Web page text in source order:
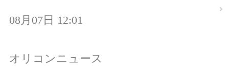
08月07日 12:01
オリコンニュース